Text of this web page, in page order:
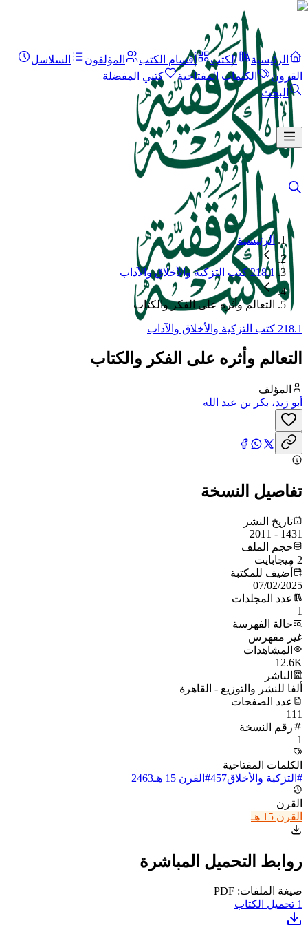
الرئيسية الكتب أقسام الكتب المؤلفون
السلاسل
القرون
الكلمات المفتاحية
كتبي المفضلة
البحث
الرئيسية
218.1 كتب التزكية والأخلاق والآداب
التعالم وأثره على الفكر والكتاب
218.1 كتب التزكية والأخلاق والآداب
التعالم وأثره على الفكر والكتاب
المؤلف
أبو زيد، بكر بن عبد الله
تفاصيل النسخة
تاريخ النشر
1431 - 2011
حجم الملف
2 ميجابايت
أُضيف للمكتبة
07/02/2025
عدد المجلدات
1
حالة الفهرسة
غير مفهرس
المشاهدات
12.6K
الناشر
ألفا للنشر والتوزيع - القاهرة
عدد الصفحات
111
رقم النسخة
1
الكلمات المفتاحية
# التزكية والأخلاق457
# القرن 15 هـ 2463
القرن
القرن 15 هـ
روابط التحميل المباشرة
صيغة الملفات: PDF
1 تحميل الكتاب